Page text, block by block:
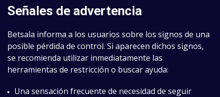
Señales de advertencia
Betsala informa a los usuarios sobre los signos de una
posible pérdida de control. Si aparecen dichos signos,
se recomienda utilizar inmediatamente las
herramientas de restricción o buscar ayuda:
Una sensación frecuente de necesidad de seguir